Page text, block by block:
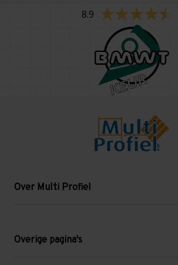
8.9
Over Multi Profiel
Blog
Overige pagina's